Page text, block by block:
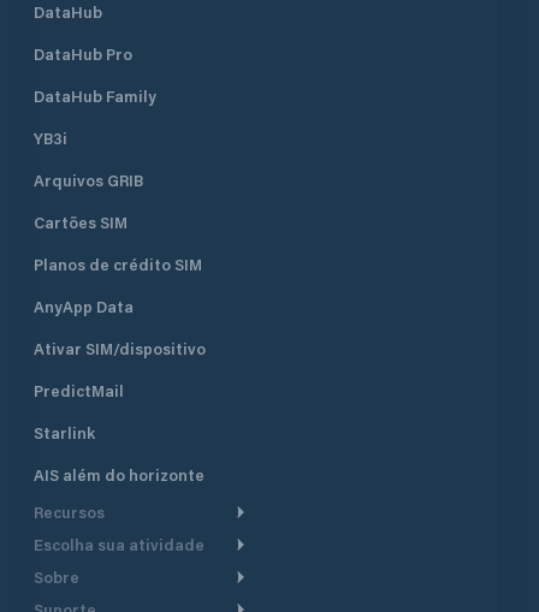
DataHub
DataHub Pro
DataHub Family
YB3i
Arquivos GRIB
Cartões SIM
Planos de crédito SIM
AnyApp Data
Ativar SIM/dispositivo
PredictMail
Starlink
AIS além do horizonte
Recursos
Roteamento meteorológico
Escolha sua atividade
Cruzeiro
Sobre